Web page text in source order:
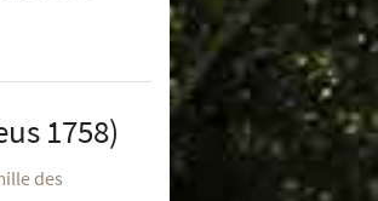
1758)
des